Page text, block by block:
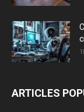
ARTICLES